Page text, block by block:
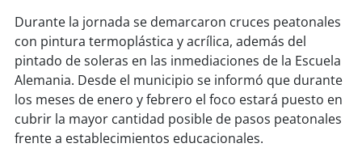
soyantofagasta
soycopiapó
soyvalparaíso
soyquillota
Durante la jornada se demarcaron cruces peatonales
con pintura termoplástica y acrílica, además del
pintado de soleras en las inmediaciones de la Escuela
Alemania. Desde el municipio se informó que durante
los meses de enero y febrero el foco estará puesto en
cubrir la mayor cantidad posible de pasos peatonales
frente a establecimientos educacionales.